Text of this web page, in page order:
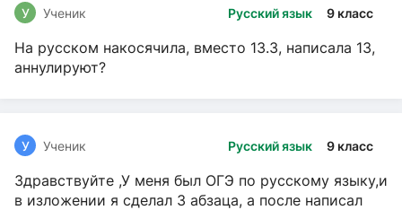
Русский язык 9 класс
У Ученик
На русском накосячила, вместо 13.3, написала 13,
аннулируют?
Русский язык 9 класс
У Ученик
Здравствуйте ,У меня был ОГЭ по русскому языку,и
в изложении я сделал 3 абзаца, а после написал